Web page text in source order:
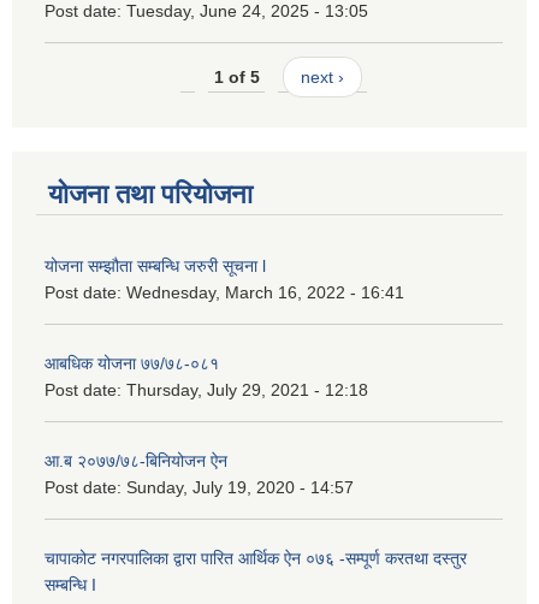
Post date: Tuesday, June 24, 2025 - 13:05
1 of 5 next ›
योजना तथा परियोजना
योजना सम्झौता सम्बन्धि जरुरी सूचना l
Post date: Wednesday, March 16, 2022 - 16:41
आबधिक योजना ७७/७८-०८१
Post date: Thursday, July 29, 2021 - 12:18
आ.ब २०७७/७८-बिनियोजन ऐन
Post date: Sunday, July 19, 2020 - 14:57
चापाकोट नगरपालिका द्वारा पारित आर्थिक ऐन ०७६ -सम्पूर्ण करतथा दस्तुर
सम्बन्धि I